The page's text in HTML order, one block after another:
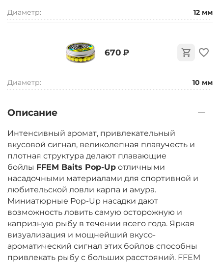
Диаметр: 12 мм
‍670‍ ₽
Диаметр: 10 мм
Описание
Интенсивный аромат, привлекательный
вкусовой сигнал, великолепная плавучесть и
плотная структура делают плавающие
бойлы FFEM Baits Pop-Up отличными
насадочными материалами для спортивной и
любительской ловли карпа и амура.
Миниатюрные Pop-Up насадки дают
возможность ловить самую осторожную и
капризную рыбу в течении всего года. Яркая
визуализация и мощнейший вкусо-
ароматический сигнал этих бойлов способны
привлекать рыбу с больших расстояний. FFEM